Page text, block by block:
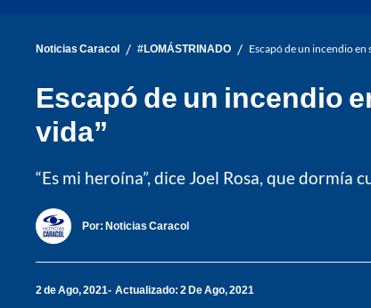
Noticias Caracol / #LOMÁSTRINADO / Escapó de un incendio en
Escapó de un incendio
vida”
“Es mi heroína”, dice Joel Rosa, que
Por: Noticias Caracol
2 de Ago, 2021 Actualizado: 2 De Ago, 2021